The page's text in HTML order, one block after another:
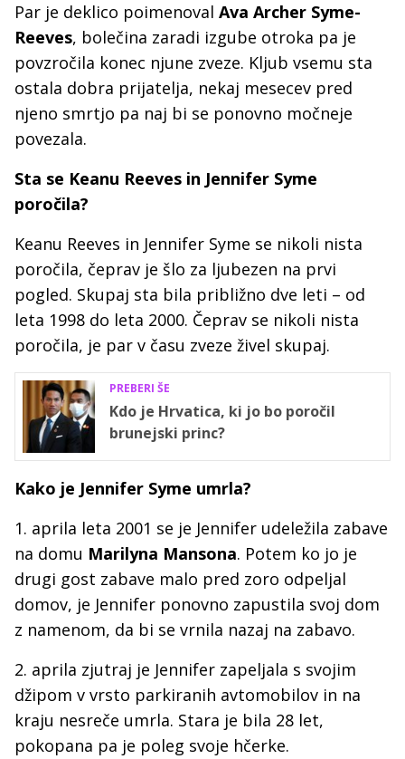
Par je deklico poimenoval Ava Archer Syme-
Reeves, bolečina zaradi izgube otroka pa je
povzročila konec njune zveze. Kljub vsemu sta
ostala dobra prijatelja, nekaj mesecev pred
njeno smrtjo pa naj bi se ponovno močneje
povezala.
Sta se Keanu Reeves in Jennifer Syme
poročila?
Keanu Reeves in Jennifer Syme se nikoli nista
poročila, čeprav je šlo za ljubezen na prvi
pogled. Skupaj sta bila približno dve leti – od
leta 1998 do leta 2000. Čeprav se nikoli nista
poročila, je par v času zveze živel skupaj.
PREBERI ŠE
Kdo je Hrvatica, ki jo bo poročil
brunejski princ?
Kako je Jennifer Syme umrla?
1. aprila leta 2001 se je Jennifer udeležila zabave
na domu Marilyna Mansona. Potem ko jo je
drugi gost zabave malo pred zoro odpeljal
domov, je Jennifer ponovno zapustila svoj dom
z namenom, da bi se vrnila nazaj na zabavo.
2. aprila zjutraj je Jennifer zapeljala s svojim
džipom v vrsto parkiranih avtomobilov in na
kraju nesreče umrla. Stara je bila 28 let,
pokopana pa je poleg svoje hčerke.